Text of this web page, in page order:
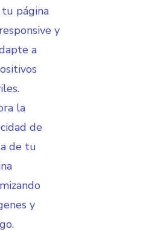
página
y
a
la
de
de tu
y